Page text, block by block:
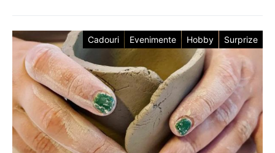
Cadouri Evenimente Hobby Surprize